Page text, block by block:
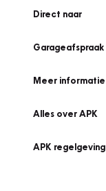
Direct naar
Garageafspraak
Meer informatie
Alles over APK
APK regelgeving